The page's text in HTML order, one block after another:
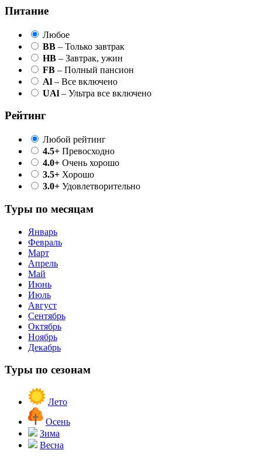
Питание
Любое
BB – Только завтрак
HB – Завтрак, ужин
FB – Полный пансион
Al – Все включено
UAl – Ультра все включено
Рейтинг
Любой рейтинг
4.5+ Превосходно
4.0+ Очень хорошо
3.5+ Хорошо
3.0+ Удовлетворительно
Туры по месяцам
Январь
Февраль
Март
Апрель
Май
Июнь
Июль
Август
Сентябрь
Октябрь
Ноябрь
Декабрь
Туры по сезонам
Лето
Осень
Зима
Весна